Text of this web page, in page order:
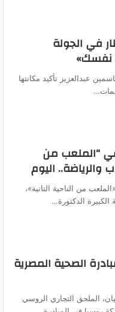
في الجولة
نفسك»
عبدالعزيز تأكيد مكانتها
“الملعب من
والرياضة.. اليوم
من الناحية التانية»،
الكبيرة الدكتورة…
الصحية المصرية
الملحق التجاري الروسي